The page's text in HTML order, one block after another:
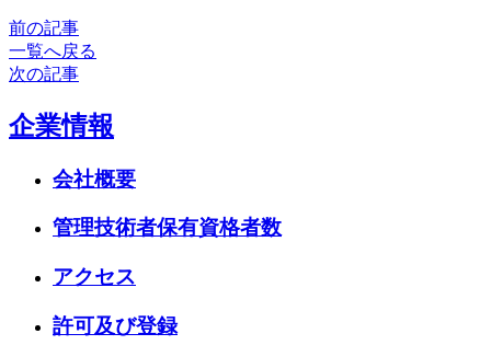
前の記事
一覧へ戻る
次の記事
企業情報
会社概要
管理技術者保有資格者数
アクセス
許可及び登録